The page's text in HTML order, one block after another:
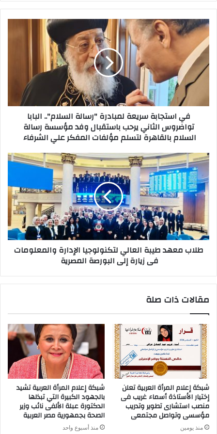
في استجابة سريعة لمبادرة "رسالة السلام".. البابا
تواضروس الثاني يرحب باستقبال وفد مؤسسة رسالة
السلام بالقاهرة لتسلم مؤلفات المفكر علي الشرفاء
طلاب معهد طيبة العالي لتكنولوجيا الإدارة والمعلومات
فى زيارة إلى البورصة المصرية
مقالات ذات صلة
شبكة إعلام المرأة العربية تعلن
إختيار الأستاذة أسماء غريب فى
منصب استشارى تطوير وتدريب
مؤسسى وتواصل مجتمعى
منذ يومين
شبكة إعلام المرأة العربية تشيد
بالجهود الكبيرة التي تبذلها
الدكتورة عبلة الألفى نائب وزير
الصحة بجمهورية مصر العربية
منذ أسبوع واحد